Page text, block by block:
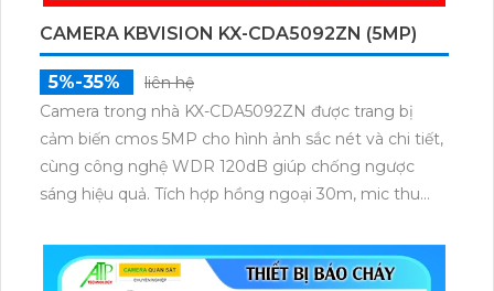
CAMERA KBVISION KX-CDA5092ZN (5MP)
5%-35%
liên hệ
Camera trong nhà KX-CDA5092ZN được trang bị
cảm biến cmos 5MP cho hình ảnh sắc nét và chi tiết,
cùng công nghệ WDR 120dB giúp chống ngược
sáng hiệu quả. Tích hợp hồng ngoại 30m, mic thu
chuyển động, nâng cao giám sát an ninh. Với chuẩn
IP67, IK10 và khe thẻ nhớ 512GB camera đảm bảo